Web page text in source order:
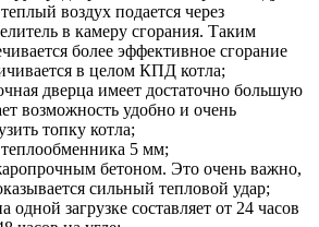
воздух подается через
в камеру сгорания. Таким
более эффективное сгорание
в целом КПД котла;
дверца имеет достаточно большую
возможность удобно и очень
топку котла;
5 мм;
бетоном. Это очень важно,
сильный тепловой удар;
одной загрузке составляет от 24 часов